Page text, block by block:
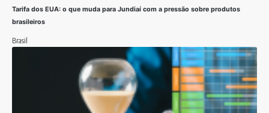
Tarifa dos EUA: o que muda para Jundiaí com a pressão sobre produtos
brasileiros
Brasil